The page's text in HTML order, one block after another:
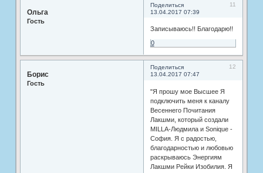
Поделиться
11
13.04.2017 07:39
Ольга
Гость
Записываюсь!! Благодарю!!
0
Поделиться
12
13.04.2017 07:47
Борис
Гость
"Я прошу мое Высшее Я
подключить меня к каналу
Весеннего Почитания
Лакшми, который создали
MILLA-Людмила и Sonique -
София. Я с радостью,
благодарностью и любовью
раскрываюсь Энергиям
Лакшми Рейки Изобилия. Я